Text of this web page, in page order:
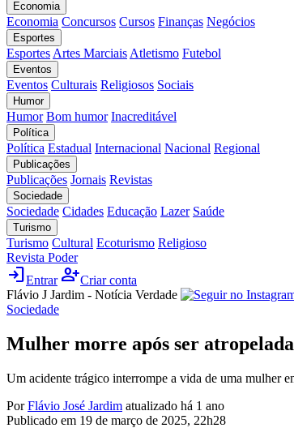
Economia
Economia Concursos Cursos Finanças Negócios
Esportes
Esportes Artes Marciais Atletismo Futebol
Eventos
Eventos Culturais Religiosos Sociais
Humor
Humor Bom humor Inacreditável
Política
Política Estadual Internacional Nacional Regional
Publicações
Publicações Jornais Revistas
Sociedade
Sociedade Cidades Educação Lazer Saúde
Turismo
Turismo Cultural Ecoturismo Religioso
Revista Poder
loginEntrar person_addCriar conta
Flávio J Jardim - Notícia Verdade
Sociedade
Mulher morre após ser
Um acidente trágico interrompe a vida de uma mulher
PorFlávio José Jardim atualizado há 1 ano
Publicado em 19 de março de 2025, 22h28